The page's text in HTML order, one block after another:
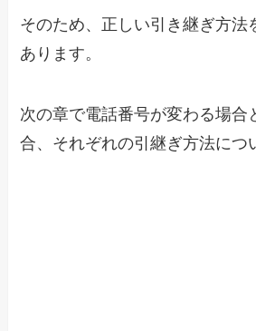
そのため、正しい引き継ぎ方法
あります。
次の章で電話番号が変わる場合
合、それぞれの引継ぎ方法につ